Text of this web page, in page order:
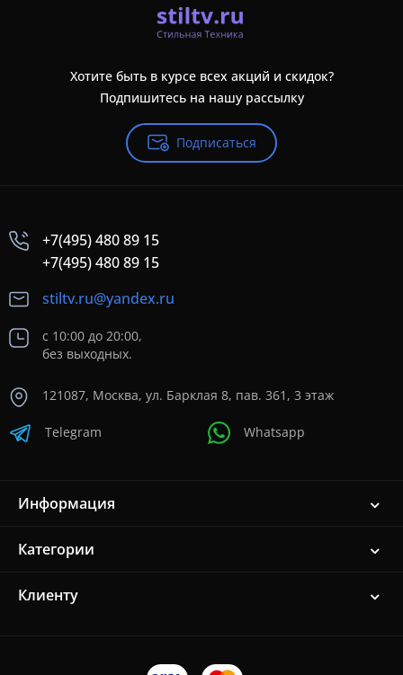
Хотите быть в курсе всех акций и скидок?
Подпишитесь на нашу рассылку
Подписаться
+7(495) 480 89 15
+7(495) 480 89 15
stiltv.ru@yandex.ru
с 10:00 до 20:00,
без выходных.
121087, Москва, ул. Барклая 8, пав. 361, 3 этаж
Telegram Whatsapp
Информация
Категории
Клиенту